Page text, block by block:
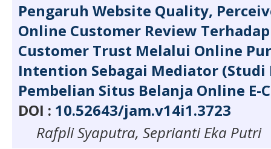
Pengaruh Website Quality,
Online Customer Review
Customer Trust Melalui Online
Intention Sebagai Mediator (Studi
Pembelian Situs Belanja Online E-
DOI : 10.52643/jam.v14i1.3723
Rafpli Syaputra, Seprianti Eka Putri